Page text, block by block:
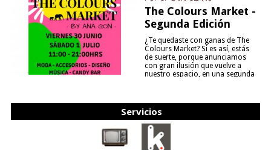
The Colours Market -
Segunda Edición
¿Te quedaste con ganas de The
Colours Market? Si es así, estás
de suerte, porque anunciamos
con gran ilusión que vuelve a
nuestro espacio, en una segunda
Servicios